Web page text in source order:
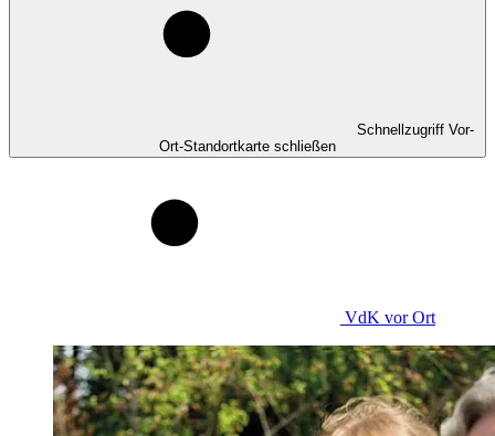
Schnellzugriff Vor-
Ort-Standortkarte schließen
VdK vor Ort